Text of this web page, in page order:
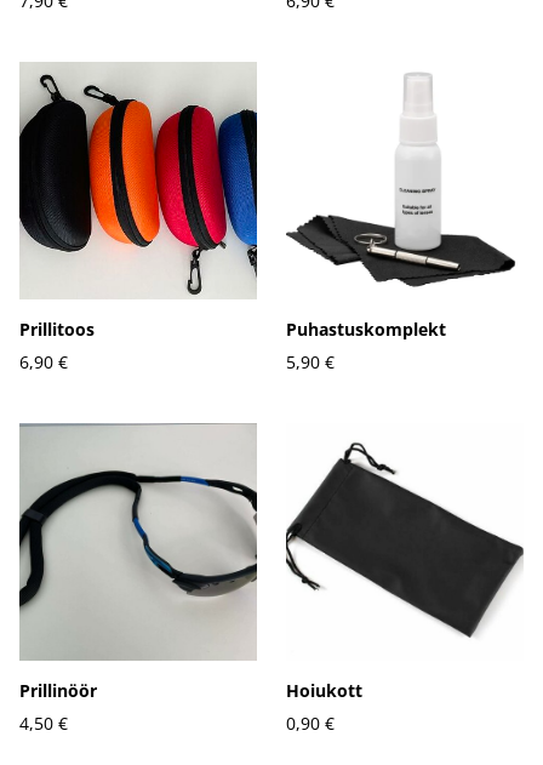
Prillitoos
6,90 €
Puhastuskomplekt
5,90 €
Prillinöör
4,50 €
Hoiukott
0,90 €